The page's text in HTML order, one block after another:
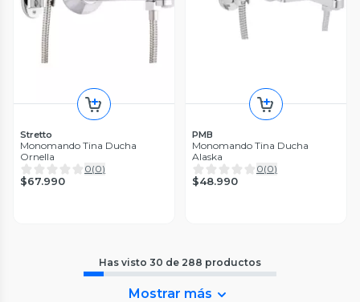
Stretto
Monomando Tina Ducha
Ornella
0(0)
$67.990
PMB
Monomando Tina Ducha
Alaska
0(0)
$48.990
Has visto 30 de 288 productos
Mostrar más